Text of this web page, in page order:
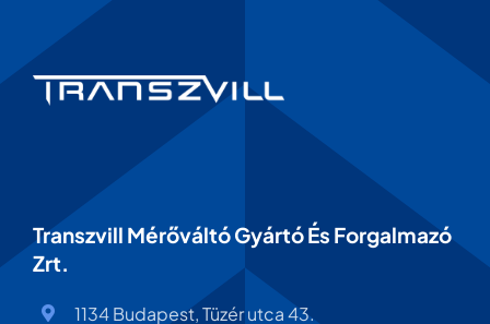
Transzvill Mérőváltó Gyártó És Forgalmazó
Zrt.
1134 Budapest, Tüzér utca 43.